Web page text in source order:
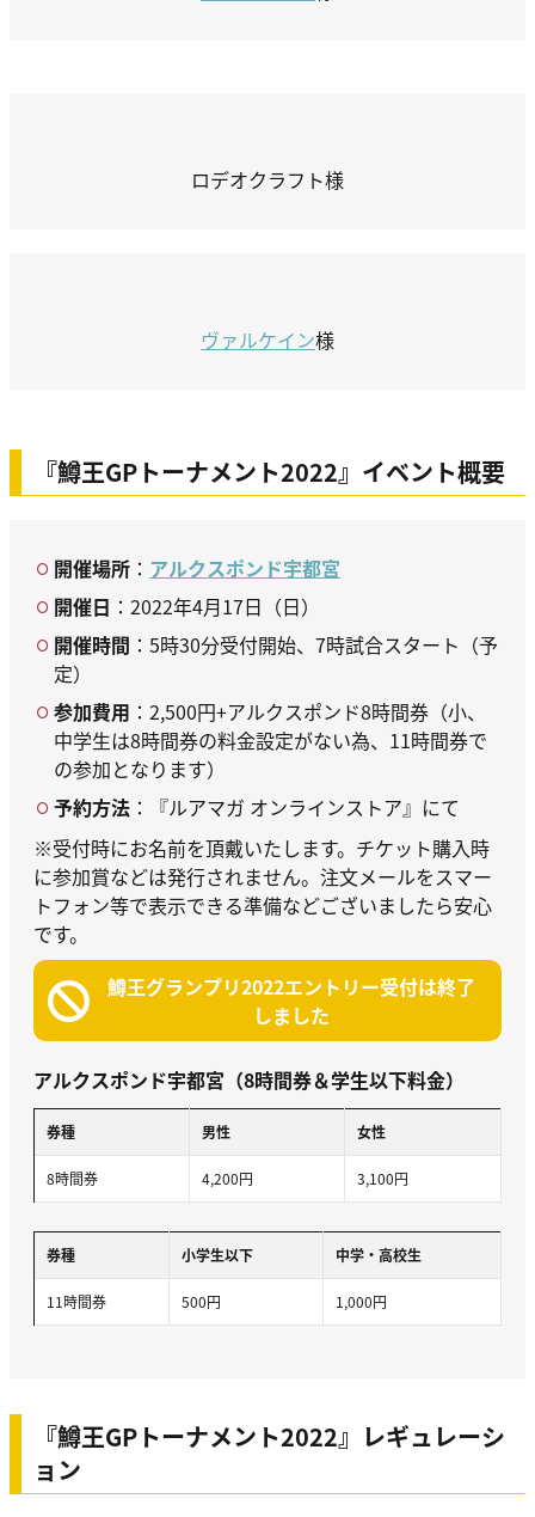
ロデオクラフト様
ヴァルケイン様
『鱒王GPトーナメント2022』イベント概要
開催場所 ： アルクスポンド宇都宮
開催日 ：2022年4月17日（日）
開催時間 ：5時30分受付開始、7時試合スタート（予
定）
参加費用 ：2,500円+アルクスポンド8時間券（小、
中学生は8時間券の料金設定がない為、11時間券で
の参加となります）
予約方法 ：『ルアマガ オンラインストア』にて
※受付時にお名前を頂戴いたします。チケット購入時
に参加賞などは発行されません。注文メールをスマー
トフォン等で表示できる準備などございましたら安心
です。
鱒王グランプリ2022エントリー受付は終了
しました
アルクスポンド宇都宮（8時間券＆学生以下料金）
券種 男性 女性
8時間券 4,200円 3,100円
券種 小学生以下 中学・高校生
11時間券 500円 1,000円
『鱒王GPトーナメント2022』レギュレーシ
ョン